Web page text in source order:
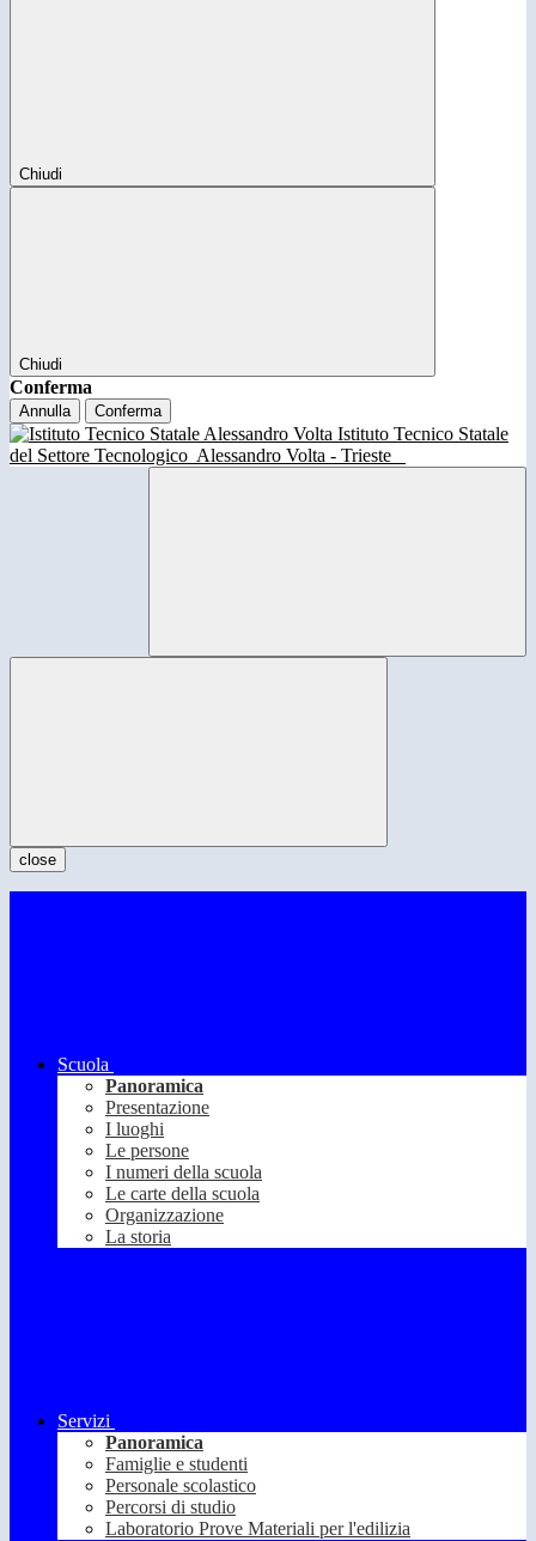
Chiudi
Chiudi
Conferma
Annulla Conferma
Istituto Tecnico Statale
del Settore Tecnologico Alessandro Volta - Trieste
close
Scuola
Panoramica
Presentazione
I luoghi
Le persone
I numeri della scuola
Le carte della scuola
Organizzazione
La storia
Servizi
Panoramica
Famiglie e studenti
Personale scolastico
Percorsi di studio
Laboratorio Prove Materiali per l'edilizia